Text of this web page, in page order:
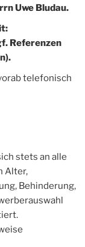
Uwe Bludau.
Referenzen
telefonisch
stets an alle
Alter,
Behinderung,